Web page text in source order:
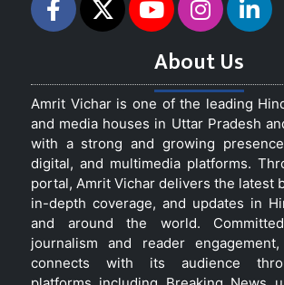
About Us
Amrit Vichar is one of the leading
and media houses in Uttar Pradesh
with a strong and growing
digital, and multimedia platforms.
portal, Amrit Vichar delivers the latest
in-depth coverage, and updates in
and around the world.
journalism and reader
connects with its audience